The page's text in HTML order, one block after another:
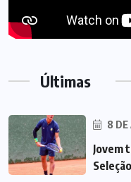
Últimas
8 DE
Jovem